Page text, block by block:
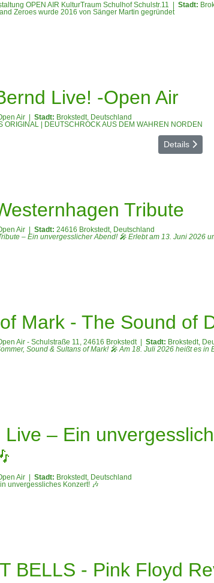
OPEN AIR KulturTraum Schulhof Schulstr.11 Stadt:
Zeroes wurde 2016 von Sänger Martin gegründet
Live! -Open Air
Air Stadt: Brokstedt, Deutschland
ORIGINAL | DEUTSCHROCK AUS DEM WAHREN NORDEN
Details
Tribute
Air Stadt: 24616 Brokstedt, Deutschland
– Ein unvergesslicher Abend! 🎤 Erlebt am 13. Juni 2026
Mark - The Sound of
Air - Schulstraße 11, 24616 Brokstedt Stadt: Brokstedt,
Sound & Sultans of Mark! 🎤 Am 18. Juli 2026 heißt es
Live – Ein
Air Stadt: Brokstedt, Deutschland
unvergessliches Konzert! 🎶
BELLS - Pink Floyd